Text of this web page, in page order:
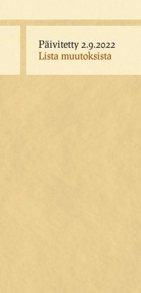
Päivitetty 2.9.2022
Lista muutoksista